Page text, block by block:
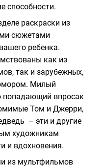
способности.
раскраски из
сюжетами
ребенка.
как из
так и зарубежных,
Милый
попадающий впросак
Том и Джерри,
– эти и другие
художникам
и вдохновения.
из мультфильмов